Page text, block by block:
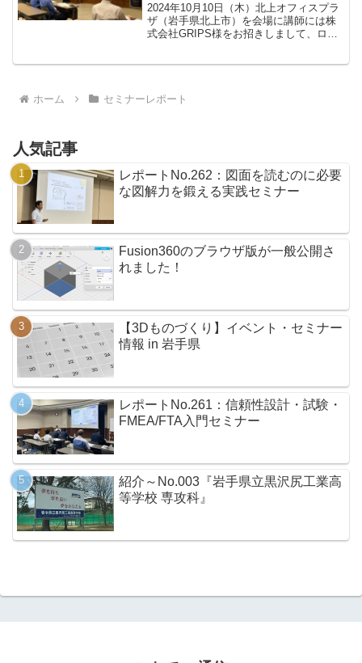
2024年10月10日（木）北上オフィスプラ
ザ（岩手県北上市）を会場に講師には株
式会社GRIPS様をお招きしまして、ロボ
ホーム
セミナーレポート
人気記事
レポートNo.262：図面を読むのに必要
な図解力を鍛える実践セミナー
Fusion360のブラウザ版が一般公開さ
れました！
【3Dものづくり】イベント・セミナー
情報 in 岩手県
レポートNo.261：信頼性設計・試験・
FMEA/FTA入門セミナー
紹介～No.003『岩手県立黒沢尻工業高
等学校 専攻科』